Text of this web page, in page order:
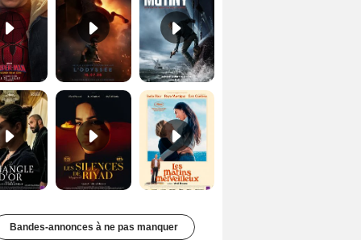
Les Silences de Riyad Bande-annonce VO STFR Les Matins merveilleux Bande-annonce VF
Bandes-annonces à ne pas manquer